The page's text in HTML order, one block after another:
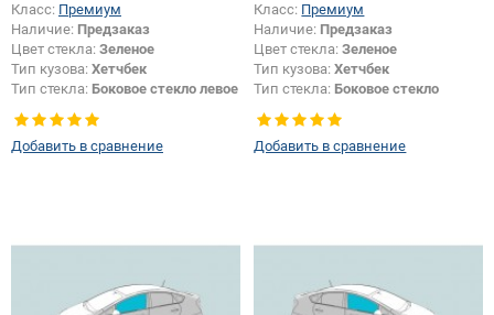
Класс: Премиум
Наличие: Предзаказ
Цвет стекла: Зеленое
Тип кузова: Хетчбек
Тип стекла: Боковое стекло левое
Добавить в сравнение
Класс: Премиум
Наличие: Предзаказ
Цвет стекла:Зеленое
Тип кузова:Хетчбек
Тип стекла: Боковое стекло
правое
Добавить в сравнение